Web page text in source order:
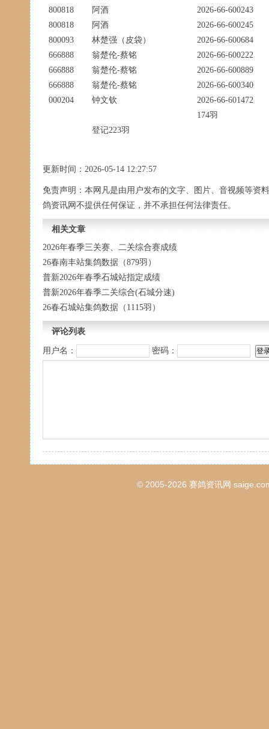
800818
阿酒
2026-66-600243
800818
阿酒
2026-66-600245
800093
林楚强（皮袋）
2026-66-600684
666888
翁楚伦-蔡铭
2026-66-600222
666888
翁楚伦-蔡铭
2026-66-600889
666888
翁楚伦-蔡铭
2026-66-600340
000204
钟文钦
2026-66-601472
174羽
登记223羽
更新时间：2026-05-14 12:27:57
免责声明：本网凡是由用户发布的文字、图片、音视频等资
鸽资讯网不提供任何保证，并不承担任何法律责任。
相关文章
2026年春季三关赛、二关综合赛成绩
26春南丰站集鸽数据（879羽）
普新2026年春季石城站指定成绩
普新2026年春季二关综合(石城分速)
26春石城站集鸽数据（1115羽）
评论列表
用户名： 密码：
© 2005-2026 赛鸽资讯网